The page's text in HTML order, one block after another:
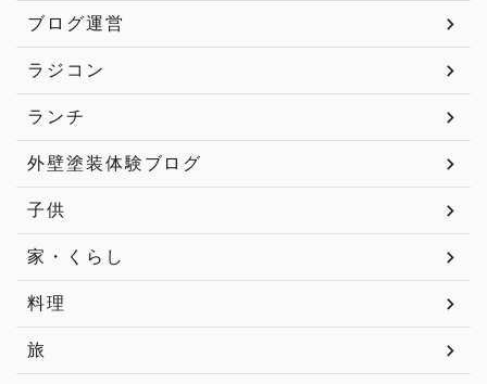
ブログ運営
ラジコン
ランチ
外壁塗装体験ブログ
子供
家・くらし
料理
旅